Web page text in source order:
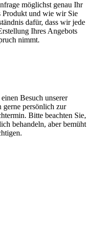
möglichst genau Ihr
Produkt und wie wir Sie
dafür, dass wir jede
Ihres Angebots
nimmt.
Besuch unserer
persönlich zur
Bitte beachten Sie,
behandeln, aber bemüht